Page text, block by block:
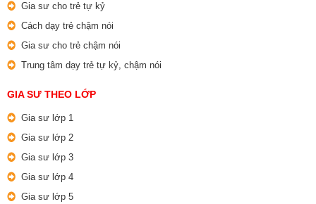
Gia sư cho trẻ tự kỷ
Cách dạy trẻ chậm nói
Gia sư cho trẻ chậm nói
Trung tâm dạy trẻ tự kỷ, chậm nói
GIA SƯ THEO LỚP
Gia sư lớp 1
Gia sư lớp 2
Gia sư lớp 3
Gia sư lớp 4
Gia sư lớp 5